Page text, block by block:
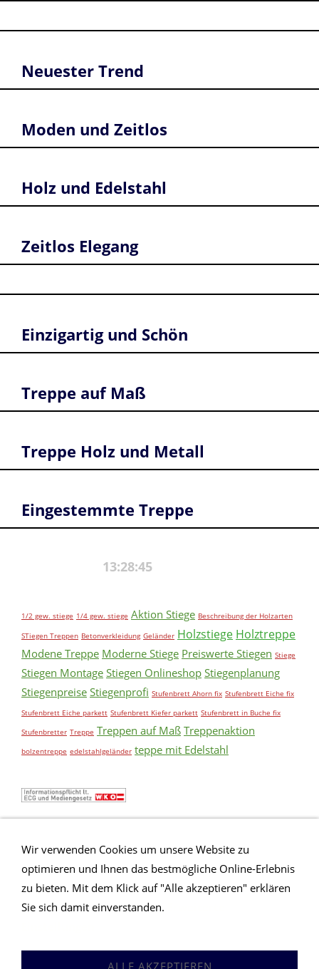
Neuester Trend
Moden und Zeitlos
Holz und Edelstahl
Zeitlos Elegang
Einzigartig und Schön
Treppe auf Maß
Treppe Holz und Metall
Eingestemmte Treppe
1/2 gew. stiege 1/4 gew. stiege Aktion Stiege Beschreibung der Holzarten
STiegen Treppen Betonverkleidung Geländer Holzstiege Holztreppe
Modene Treppe Moderne Stiege Preiswerte Stiegen Stiege
Stiegen Montage Stiegen Onlineshop Stiegenplanung
Stiegenpreise Stiegenprofi Stufenbrett Ahorn fix Stufenbrett Eiche fix
Stufenbrett Eiche parkett Stufenbrett Kiefer parkett Stufenbrett in Buche fix
Stufenbretter Treppe Treppen auf Maß Treppenaktion
bolzentreppe edelstahlgeländer teppe mit Edelstahl
Anfrageformular Impressum Sitemap
Wir verwenden Cookies um unsere Website zu
optimieren und Ihnen das bestmögliche Online-Erlebnis
zu bieten. Mit dem Klick auf "Alle akzeptieren" erklären
Sie sich damit einverstanden.
ALLE AKZEPTIEREN